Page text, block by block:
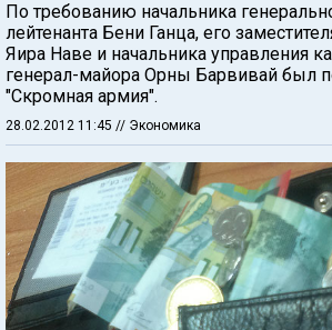
По требованию начальника
лейтенанта Бени Ганца, его
Яира Наве и начальника управления
генерал-майора Орны Барвивай был
"Скромная армия".
28.02.2012 11:45 // Экономика